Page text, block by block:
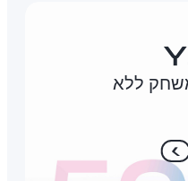
משחק ללא